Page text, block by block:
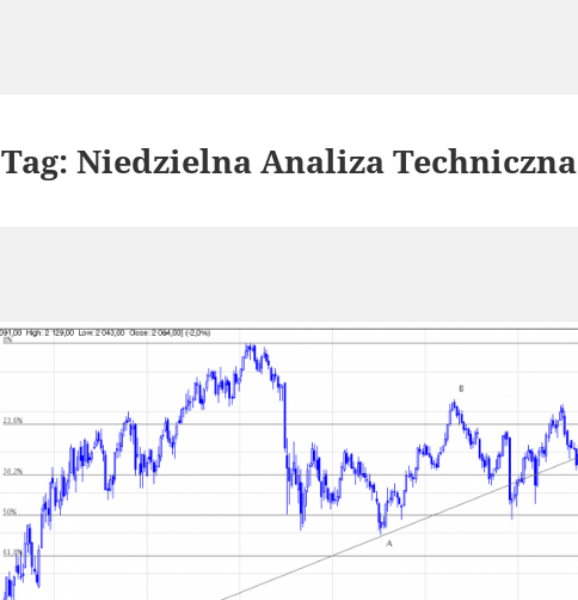
Tag:Niedzielna Analiza Techniczna